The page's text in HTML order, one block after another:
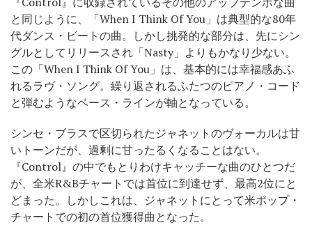
と同じように、「When I Think Of You」は典型的な80年
代ダンス・ビートの曲。しかし挑発的な部分は、先にシン
グルとしてリリースされ「Nasty」よりもかなり少ない。
この「When I Think Of You」は、基本的には幸福感あふ
れるラヴ・ソング。繰り返されるふたつのピアノ・コード
と弾むようなベース・ラインが軸となっている。
シンセ・ブラスで区切られたジャネットのヴォーカルは甘
いトーンだが、過剰に甘ったるくなることはない。
『Control』の中でもとりわけキャッチーな曲のひとつだ
が、全米R&Bチャートでは首位に到達せず、最高2位にと
どまった。しかしこれは、ジャネットにとって米ポップ・
チャートでの初の首位獲得曲となった。